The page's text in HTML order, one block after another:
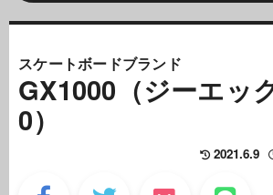
スケートボードブランド
GX1000（ジーエッ
0）
2021.6.9